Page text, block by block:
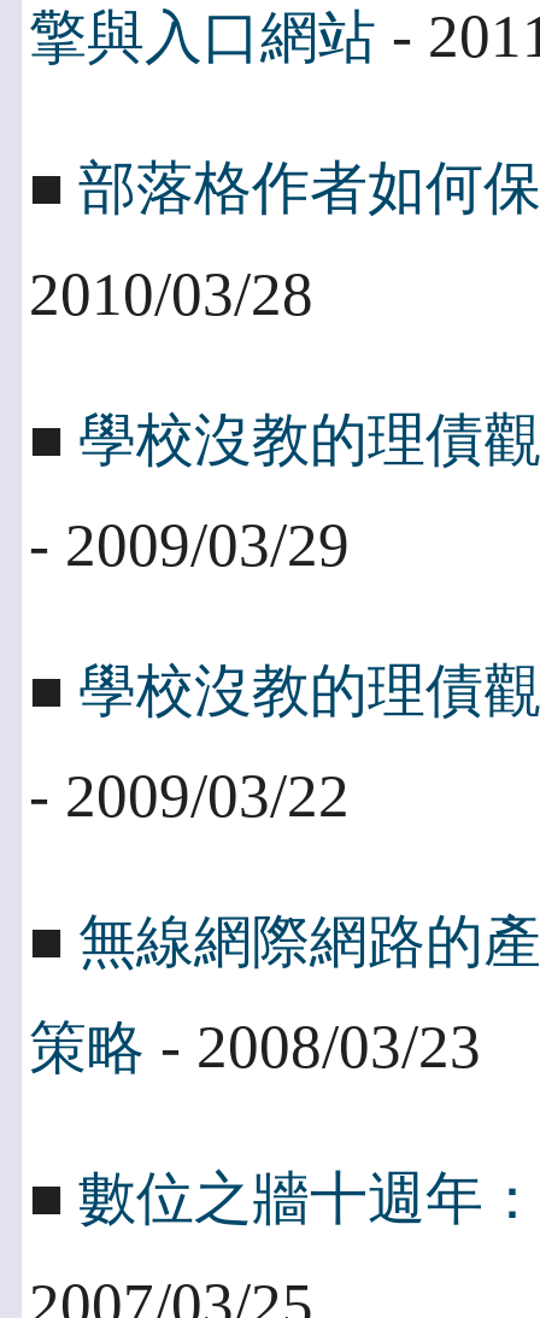
擎與入口網站 -
■ 部落格作者如何
2010/03/28
■ 學校沒教的理債
- 2009/03/29
■ 學校沒教的理債
- 2009/03/22
■ 無線網際網路的
策略 - 2008/03/23
■ 數位之牆十週年
2007/03/25